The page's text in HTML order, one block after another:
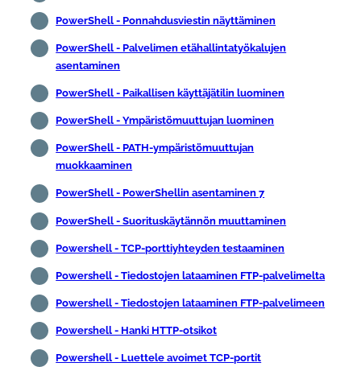
PowerShell - Ponnahdusviestin näyttäminen
PowerShell - Palvelimen etähallintatyökalujen
asentaminen
PowerShell - Paikallisen käyttäjätilin luominen
PowerShell - Ympäristömuuttujan luominen
PowerShell - PATH-ympäristömuuttujan
muokkaaminen
PowerShell - PowerShellin asentaminen 7
PowerShell - Suorituskäytännön muuttaminen
Powershell - TCP-porttiyhteyden testaaminen
Powershell - Tiedostojen lataaminen FTP-palvelimelta
Powershell - Tiedostojen lataaminen FTP-palvelimeen
Powershell - Hanki HTTP-otsikot
Powershell - Luettele avoimet TCP-portit